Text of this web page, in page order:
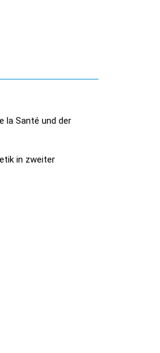
la Santé und der
in zweiter